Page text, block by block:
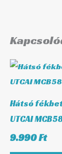
Hátsó
UTCAI
9.990Ft